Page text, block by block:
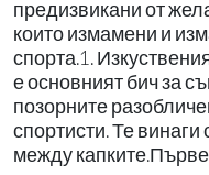
предизвикани от
които измамени и
спорта.1.
е основният бич за
позорните
спортисти. Те
между